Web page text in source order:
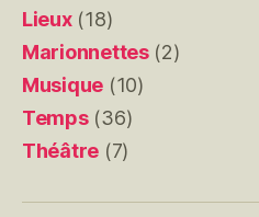
Lieux(18)
Marionnettes(2)
Musique (10)
Temps(36)
Théâtre (7)